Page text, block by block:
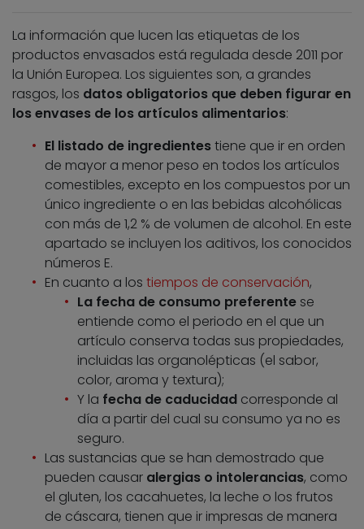
La información que lucen las etiquetas de los
productos envasados está regulada desde 2011 por
la Unión Europea. Los siguientes son, a grandes
rasgos, los datos obligatorios que deben figurar en
los envases de los artículos alimentarios:
El listado de ingredientestiene que ir en orden
de mayor a menor peso en todos los artículos
comestibles, excepto en los compuestos por un
único ingrediente o en las bebidas alcohólicas
con más de 1,2 % de volumen de alcohol. En este
apartado se incluyen los aditivos, los conocidos
números E.
En cuanto a los tiempos de conservación,
La fecha de consumo preferente se
entiende como el periodo en el que un
artículo conserva todas sus propiedades,
incluidas las organolépticas (el sabor,
color, aroma y textura);
Y la fecha de caducidad corresponde al
día a partir del cual su consumo ya no es
seguro.
Las sustancias que se han demostrado que
pueden causar alergias o intolerancias, como
el gluten, los cacahuetes, la leche o los frutos
de cáscara, tienen que ir impresas de manera